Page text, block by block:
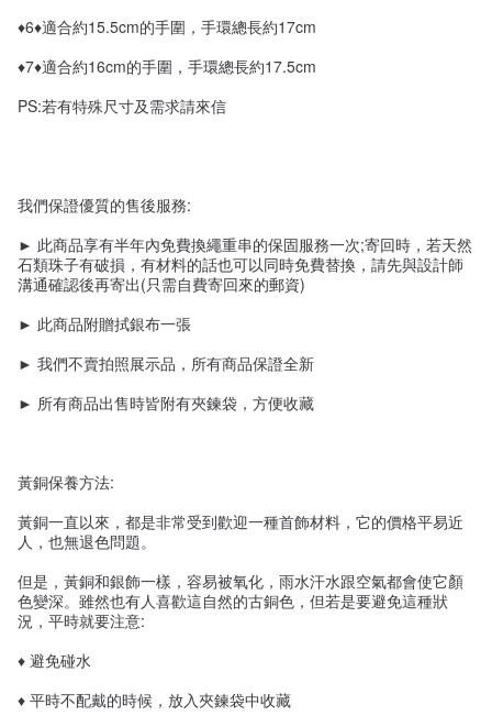
♦6♦適合約15.5cm的手圍，手環總長約17cm
♦7♦適合約16cm的手圍，手環總長約17.5cm
PS:若有特殊尺寸及需求請來信
我們保證優質的售後服務:
► 此商品享有半年內免費換繩重串的保固服務一次;寄回時，若天然
石類珠子有破損，有材料的話也可以同時免費替換，請先與設計師
溝通確認後再寄出(只需自費寄回來的郵資)
► 此商品附贈拭銀布一張
► 我們不賣拍照展示品，所有商品保證全新
► 所有商品出售時皆附有夾鍊袋，方便收藏
黃銅保養方法:
黃銅一直以來，都是非常受到歡迎一種首飾材料，它的價格平易近
人，也無退色問題。
但是，黃銅和銀飾一樣，容易被氧化，雨水汗水跟空氣都會使它顏
色變深。雖然也有人喜歡這自然的古銅色，但若是要避免這種狀
況，平時就要注意:
♦ 避免碰水
♦ 平時不配戴的時候，放入夾鍊袋中收藏